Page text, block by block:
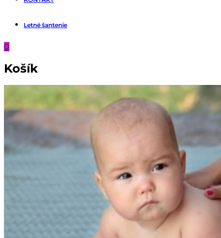
Letné šantenie
0
Košík